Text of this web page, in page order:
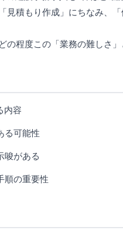
見積もり作成」にちなみ、
の程度この「業務の難しさ」
内容
る可能性
唆がある
順の重要性